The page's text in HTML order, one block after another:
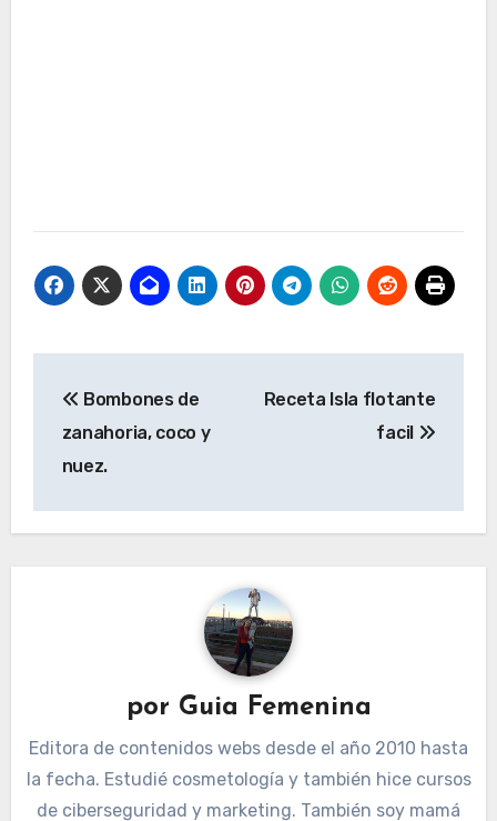
de
entradas
Bombones de
zanahoria, coco y
nuez.
Receta Isla flotante
facil
por Guia Femenina
Editora de contenidos webs desde el año 2010 hasta
la fecha. Estudié cosmetología y también hice cursos
de ciberseguridad y marketing. También soy mamá